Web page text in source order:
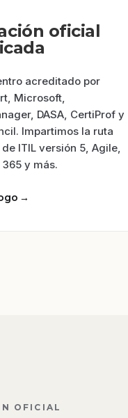
oficial
acreditado por
Microsoft,
DASA, CertiProf y
Impartimos la ruta
ITIL versión 5, Agile,
y más.
→
OFICIAL